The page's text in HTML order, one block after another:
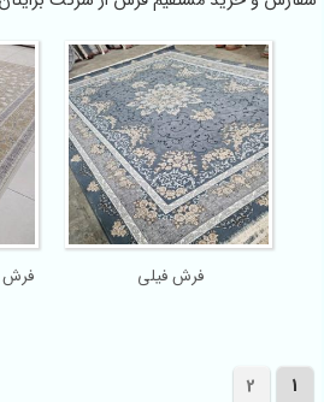
فرش فیلی فرش 1200 شانه طوسی نقره ای
1
2